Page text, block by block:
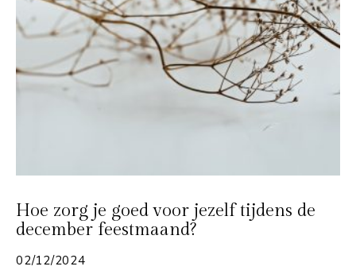
Hoe zorg je goed voor jezelf tijdens de
december feestmaand?
02/12/2024